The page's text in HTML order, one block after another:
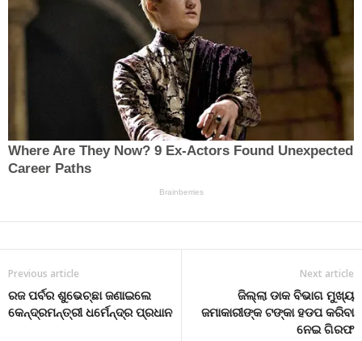
Previous article
ରଜ ପର୍ବର ଶୁଭେଚ୍ଛା ଜଣାଇଲେ
କେନ୍ଦ୍ରମନ୍ତ୍ରୀ ଧର୍ମେନ୍ଦ୍ର ପ୍ରଧାନ
Next article
ଜିଲ୍ଲା ଡାକ ବିଭାଗ ମୁଖ୍ୟ
ଜମାକାରୀଙ୍କ ଟଙ୍କା ହଡପ କରିବା
ନେଇ ଗିରଫ